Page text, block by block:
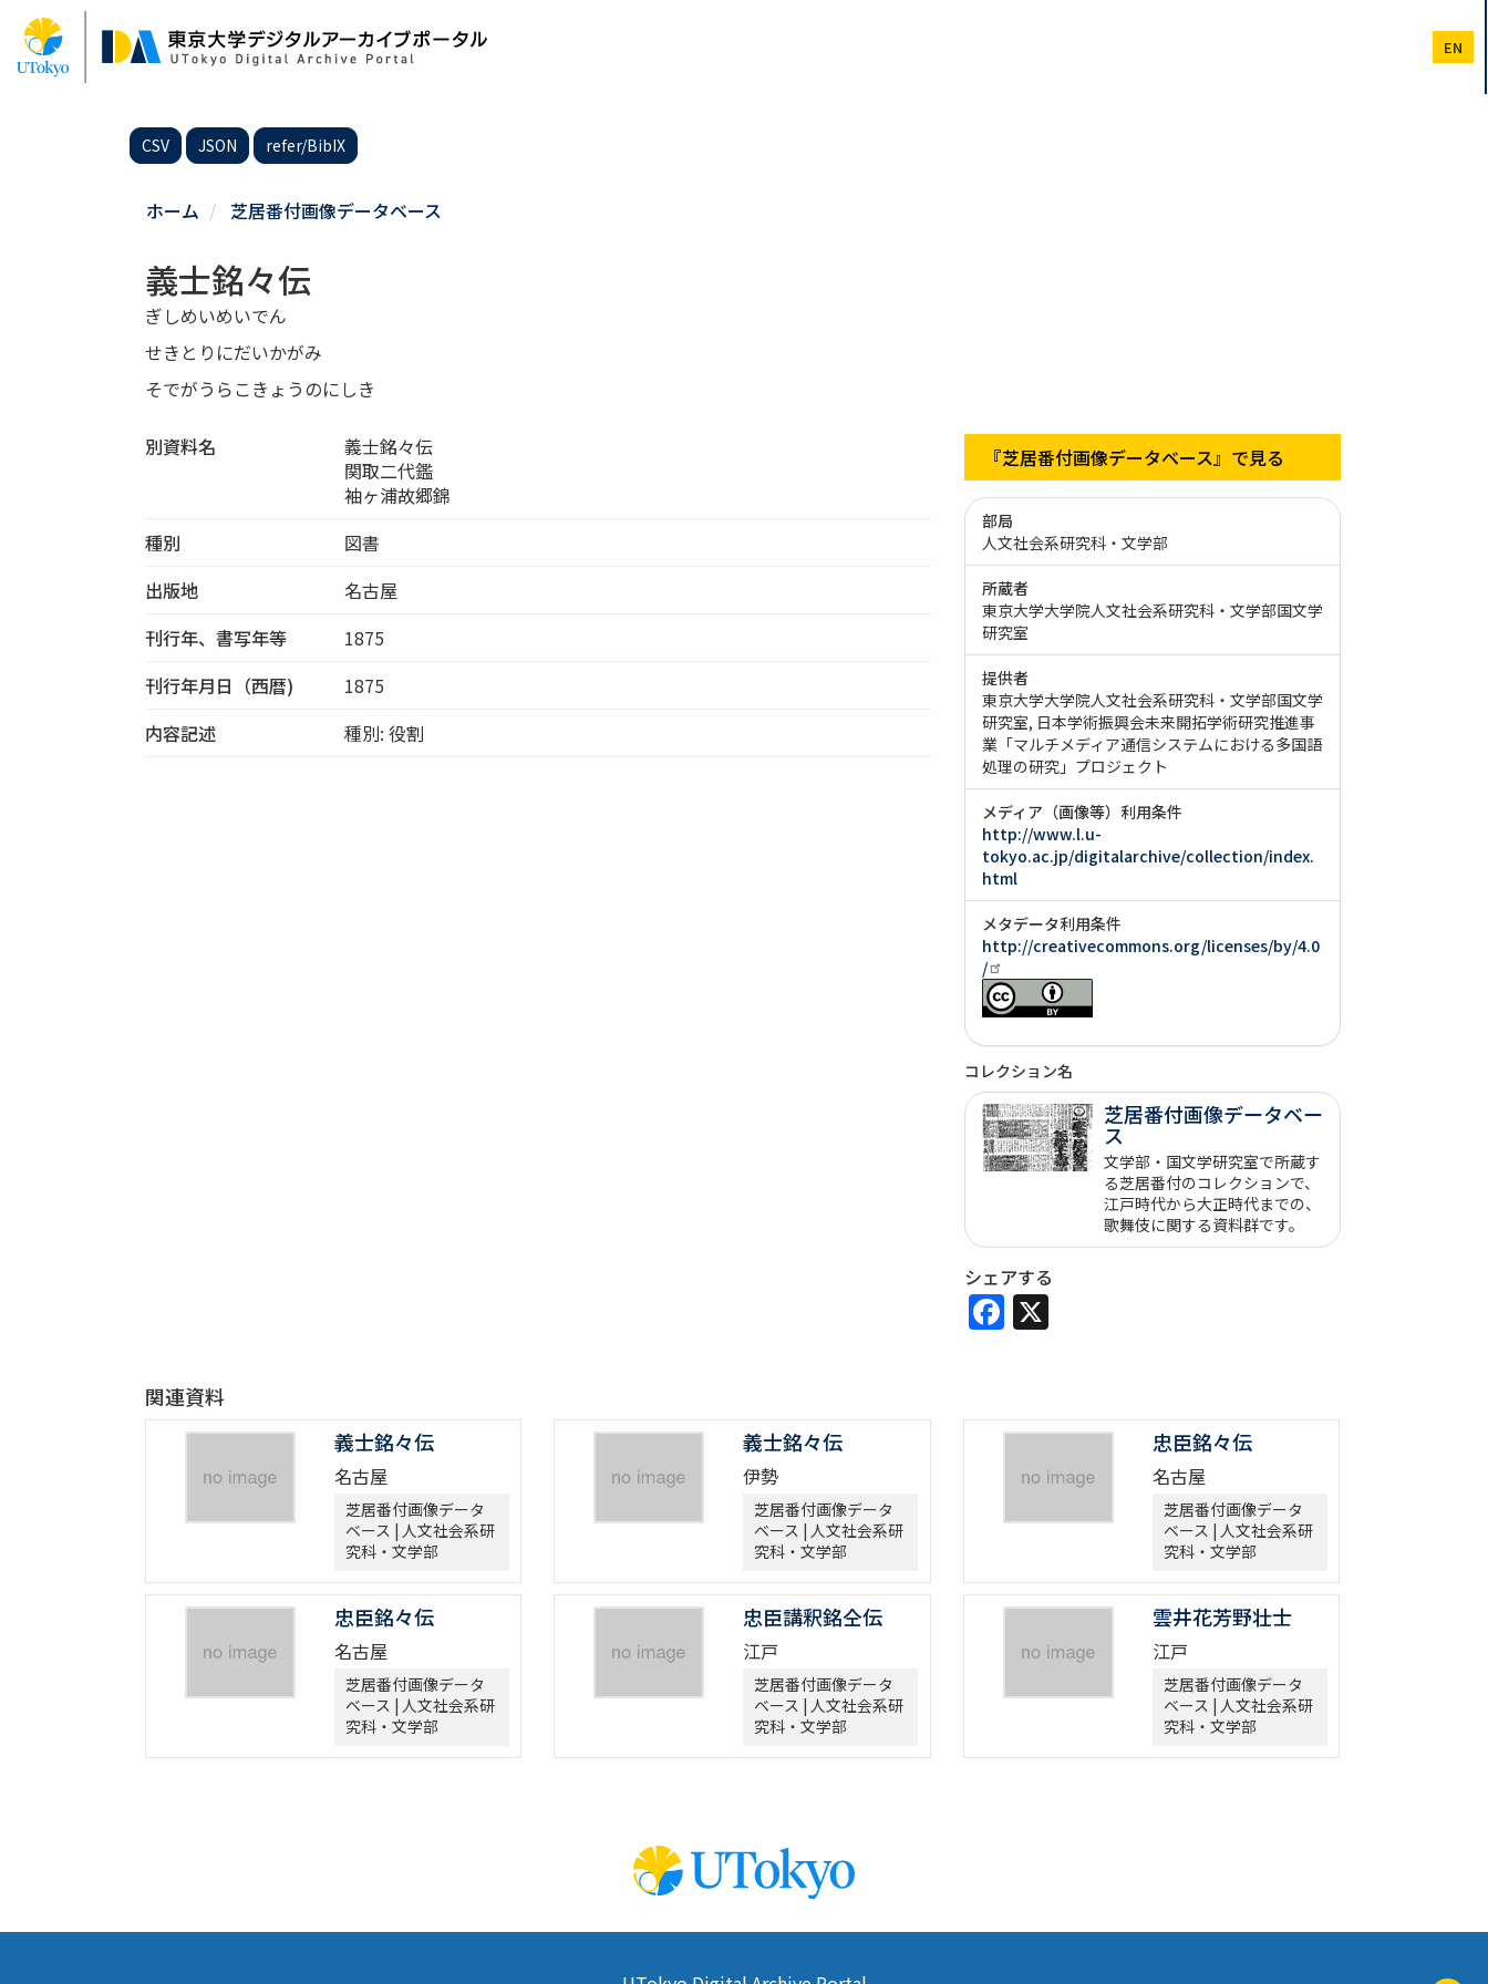
ン
EN
CSV JSON refer/BibIX
ホーム 芝居番付画像データベース
義士銘々伝
ぎしめいめいでん
せきとりにだいかがみ
そでがうらこきょうのにしき
別資料名
義士銘々伝
関取二代鑑
袖ヶ浦故郷錦
種別
図書
出版地
名古屋
刊行年、書写年等
1875
刊行年月日（西暦)
1875
内容記述
種別: 役割
『芝居番付画像データベース』で見る
部局
人文社会系研究科・文学部
所蔵者
東京大学大学院人文社会系研究科・文学部国文学
研究室
提供者
東京大学大学院人文社会系研究科・文学部国文学
研究室 日本学術振興会未来開拓学術研究推進事
業「マルチメディア通信システムにおける多国語
処理の研究」プロジェクト
メディア（画像等）利用条件
http://www.l.u-
tokyo.ac.jp/digitalarchive/collection/index.
html
メタデータ利用条件
http://creativecommons.org/licenses/by/4.0
/
コレクション名
芝居番付画像データベー
ス
文学部・国文学研究室で所蔵す
る芝居番付のコレクションで、
江戸時代から大正時代までの、
歌舞伎に関する資料群です。
シェアする
Facebook
X
関連資料
義士銘々伝
名古屋
芝居番付画像データ
ベース | 人文社会系研
究科・文学部
義士銘々伝
伊勢
芝居番付画像データ
ベース | 人文社会系研
究科・文学部
忠臣銘々伝
名古屋
芝居番付画像データ
ベース | 人文社会系研
究科・文学部
忠臣銘々伝
名古屋
芝居番付画像データ
ベース | 人文社会系研
究科・文学部
忠臣講釈銘仝伝
江戸
芝居番付画像データ
ベース | 人文社会系研
究科・文学部
雲井花芳野壮士
江戸
芝居番付画像データ
ベース | 人文社会系研
究科・文学部